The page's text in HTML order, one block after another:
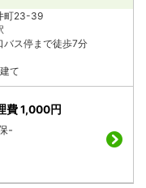
町23-39
ス停まで徒歩7分
て
費 1,000円
-